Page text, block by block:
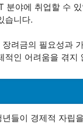
분야에 취업할 수
습니다.
려금의 필요성과
적인 어려움을 겪
들이 경제적 자립